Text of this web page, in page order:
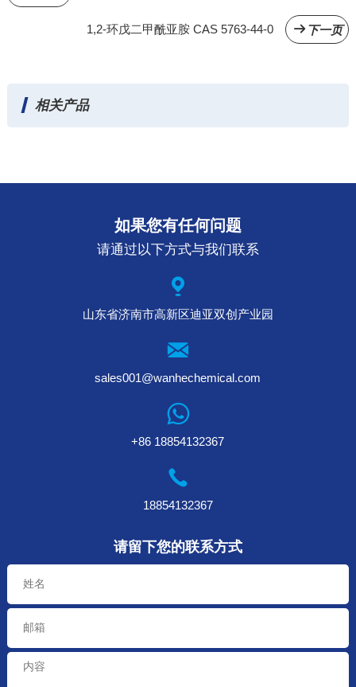
下一页
1,2-环戊二甲酰亚胺 CAS 5763-44-0
相关产品
如果您有任何问题
请通过以下方式与我们联系
山东省济南市高新区迪亚双创产业园
sales001@wanhechemical.com
+86 18854132367
18854132367
请留下您的联系方式